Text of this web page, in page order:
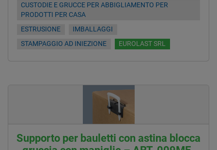
CUSTODIE E GRUCCE PER ABBIGLIAMENTO PER
PRODOTTI PER CASA
ESTRUSIONE
IMBALLAGGI
STAMPAGGIO AD INIEZIONE
EUROLAST SRL
Supporto per bauletti con astina blocca